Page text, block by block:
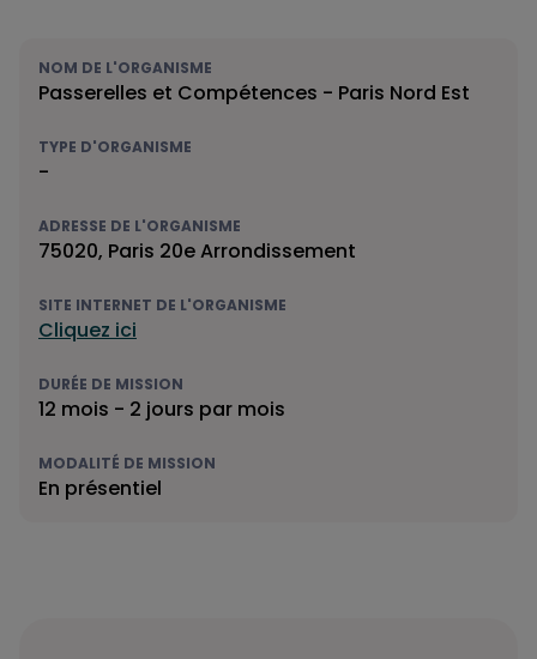
NOM DE L'ORGANISME
Passerelles et Compétences - Paris Nord Est
TYPE D'ORGANISME
-
ADRESSE DE L'ORGANISME
75020, Paris 20e Arrondissement
SITE INTERNET DE L'ORGANISME
Cliquez ici
DURÉE DE MISSION
12 mois - 2 jours par mois
MODALITÉ DE MISSION
En présentiel